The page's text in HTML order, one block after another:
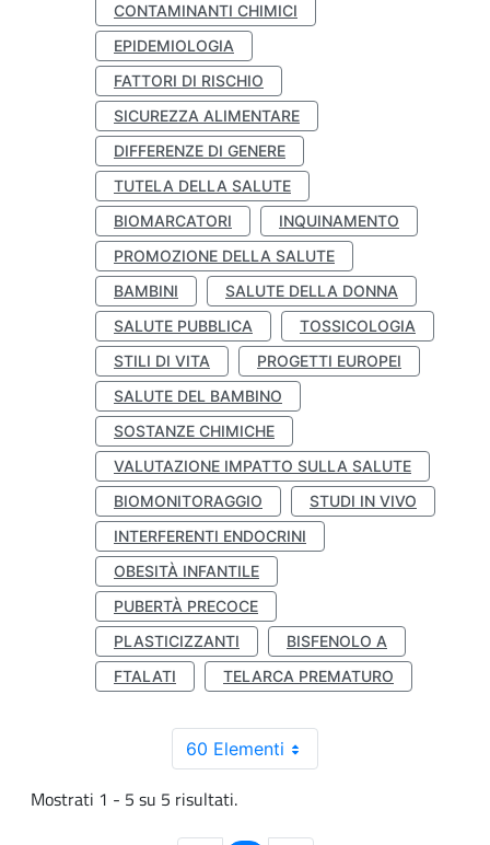
CONTAMINANTI CHIMICI
EPIDEMIOLOGIA
FATTORI DI RISCHIO
SICUREZZA ALIMENTARE
DIFFERENZE DI GENERE
TUTELA DELLA SALUTE
BIOMARCATORI
INQUINAMENTO
PROMOZIONE DELLA SALUTE
BAMBINI
SALUTE DELLA DONNA
SALUTE PUBBLICA
TOSSICOLOGIA
STILI DI VITA
PROGETTI EUROPEI
SALUTE DEL BAMBINO
SOSTANZE CHIMICHE
VALUTAZIONE IMPATTO SULLA SALUTE
BIOMONITORAGGIO
STUDI IN VIVO
INTERFERENTI ENDOCRINI
OBESITÀ INFANTILE
PUBERTÀ PRECOCE
PLASTICIZZANTI
BISFENOLO A
FTALATI
TELARCA PREMATURO
60 Elementi
Mostrati 1 - 5 su 5 risultati.